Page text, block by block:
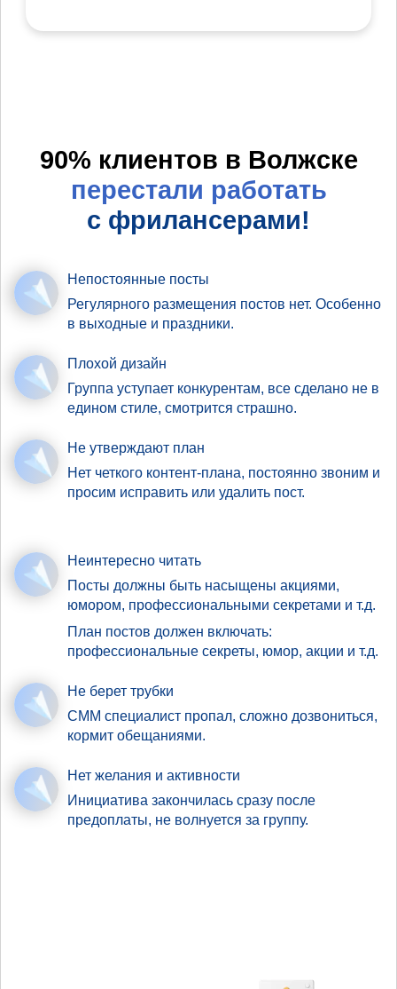
90% клиентов в Волжске
перестали работать
с фрилансерами!
Непостоянные посты
Регулярного размещения постов нет. Особенно
в выходные и праздники.
Плохой дизайн
Группа уступает конкурентам, все сделано не в
едином стиле, смотрится страшно.
Не утверждают план
Нет четкого контент-плана, постоянно звоним и
просим исправить или удалить пост.
Неинтересно читать
Посты должны быть насыщены акциями,
юмором, профессиональными секретами и т.д.
План постов должен включать:
профессиональные секреты, юмор, акции и т.д.
Не берет трубки
СММ специалист пропал, сложно дозвониться,
кормит обещаниями.
Нет желания и активности
Инициатива закончилась сразу после
предоплаты, не волнуется за группу.